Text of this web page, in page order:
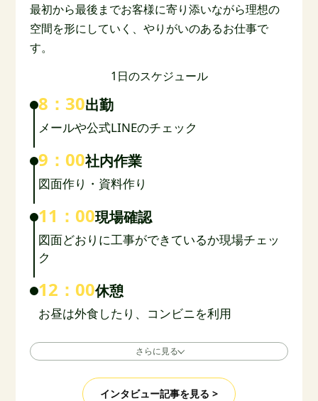
最初から最後までお客様に寄り添いながら理想の
空間を形にしていく、やりがいのあるお仕事で
す。
1日のスケジュール
8：30出勤
メールや公式LINEのチェック
9：00社内作業
図面作り・資料作り
11：00現場確認
図面どおりに工事ができているか現場チェッ
ク
12：00休憩
お昼は外食したり、コンビニを利用
さらに見る
インタビュー記事を見る >